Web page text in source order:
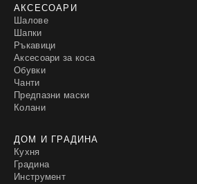
АКСЕСОАРИ
Шалове
Шапки
Ръкавици
Аксесоари за коса
Обувки
Чанти
Предпазни маски
Колани
ДОМ И ГРАДИНА
Кухня
Градина
Инструмент